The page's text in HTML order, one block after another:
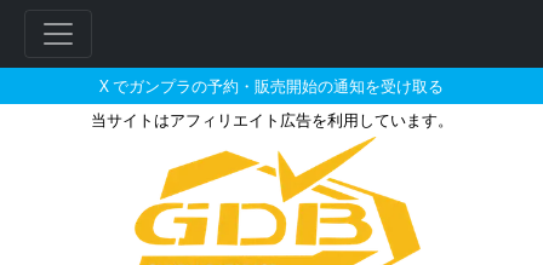
X でガンプラの予約・販売開始の通知を受け取る
当サイトはアフィリエイト広告を利用しています。
HG 1/144 ペーネロペー［クリア